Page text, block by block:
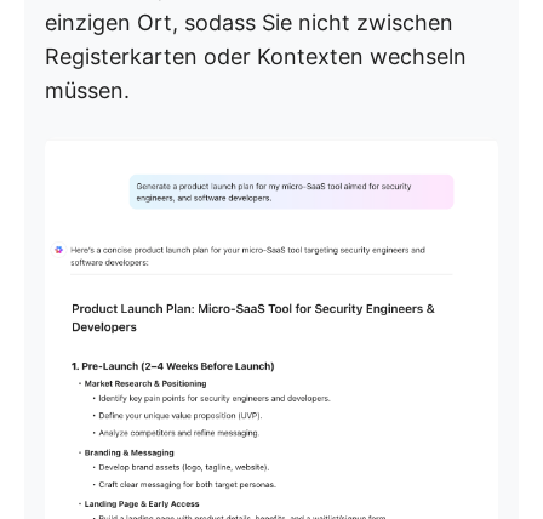
einzigen Ort, sodass Sie nicht zwischen
Registerkarten oder Kontexten wechseln
müssen.